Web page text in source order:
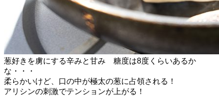
葱好きを虜にする辛みと甘み 糖度は8度くらいあるか
な・・・
柔らかいけど、口の中が極太の葱に占領される！
アリシンの刺激でテンションが上がる！